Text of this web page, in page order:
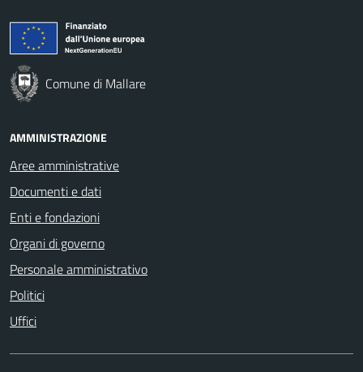
Comune di Mallare
AMMINISTRAZIONE
Aree amministrative
Documenti e dati
Enti e fondazioni
Organi di governo
Personale amministrativo
Politici
Uffici